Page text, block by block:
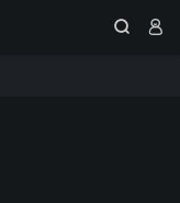
 